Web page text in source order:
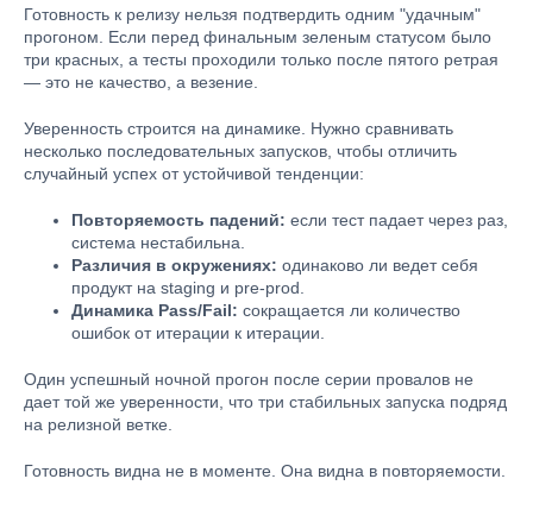
Готовность к релизу нельзя подтвердить одним "удачным"
прогоном. Если перед финальным зеленым статусом было
три красных, а тесты проходили только после пятого ретрая
— это не качество, а везение.
Уверенность строится на динамике. Нужно сравнивать
несколько последовательных запусков, чтобы отличить
случайный успех от устойчивой тенденции:
Повторяемость падений: если тест падает через раз,
система нестабильна.
Различия в окружениях: одинаково ли ведет себя
продукт на staging и pre-prod.
Динамика Pass/Fail: сокращается ли количество
ошибок от итерации к итерации.
Один успешный ночной прогон после серии провалов не
дает той же уверенности, что три стабильных запуска подряд
на релизной ветке.
Готовность видна не в моменте. Она видна в повторяемости.